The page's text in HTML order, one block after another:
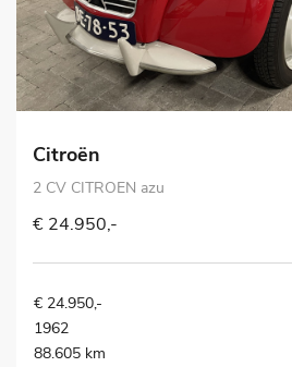
Citroën
2 CV CITROEN azu
€ 24.950,-
€ 24.950,-
1962
88.605 km